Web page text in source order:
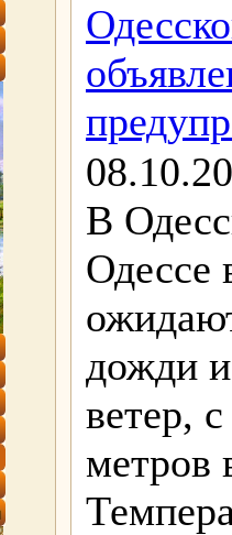
В
Одессе
дожди
ветер,
метров